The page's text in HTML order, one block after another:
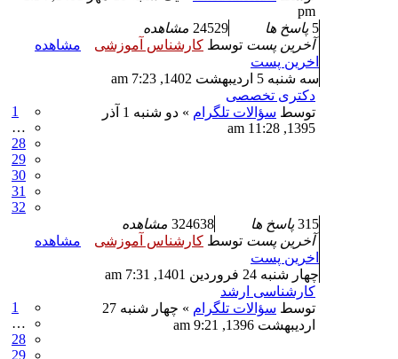
pm
5 پاسخ ها 24529 مشاهده
آخرین پست توسط کارشناس آموزشی
مشاهده
اخرین پست
سه شنبه 5 اردیبهشت 1402, 7:23 am
دکتری تخصصی
1
…
28
29
30
31
32
توسط سؤالات تلگرام
» دو شنبه 1 آذر
1395, 11:28 am
315 پاسخ ها 324638 مشاهده
آخرین پست توسط کارشناس آموزشی
مشاهده
اخرین پست
چهار شنبه 24 فروردین 1401, 7:31 am
کارشناسی ارشد
1
…
28
29
توسط سؤالات تلگرام
» چهار شنبه 27
اردیبهشت 1396, 9:21 am